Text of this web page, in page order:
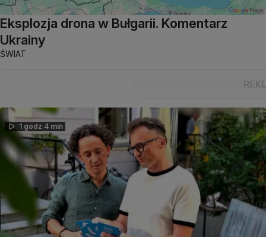
Eksplozja drona w Bułgarii. Komentarz
Ukrainy
ŚWIAT
1 godz 4 min